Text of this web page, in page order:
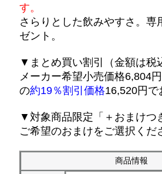
す。
さらりとした飲みやすさ。専
ゼント。
▼まとめ買い割引（金額は税
メーカー希望小売価格6,804
の約19％割引価格16,520円で
▼対象商品限定「＋おまけつ
ご希望のおまけをご選択くだ
商品情報